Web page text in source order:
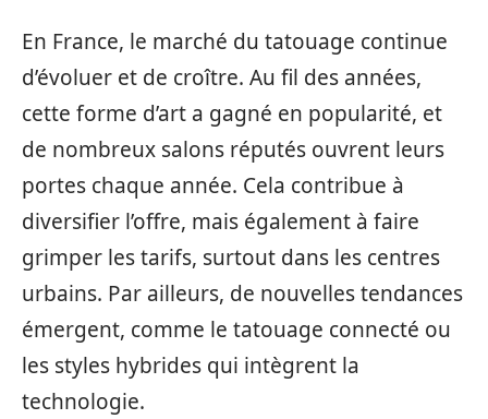
En France, le marché du tatouage continue
d’évoluer et de croître. Au fil des années,
cette forme d’art a gagné en popularité, et
de nombreux salons réputés ouvrent leurs
portes chaque année. Cela contribue à
diversifier l’offre, mais également à faire
grimper les tarifs, surtout dans les centres
urbains. Par ailleurs, de nouvelles tendances
émergent, comme le tatouage connecté ou
les styles hybrides qui intègrent la
technologie.